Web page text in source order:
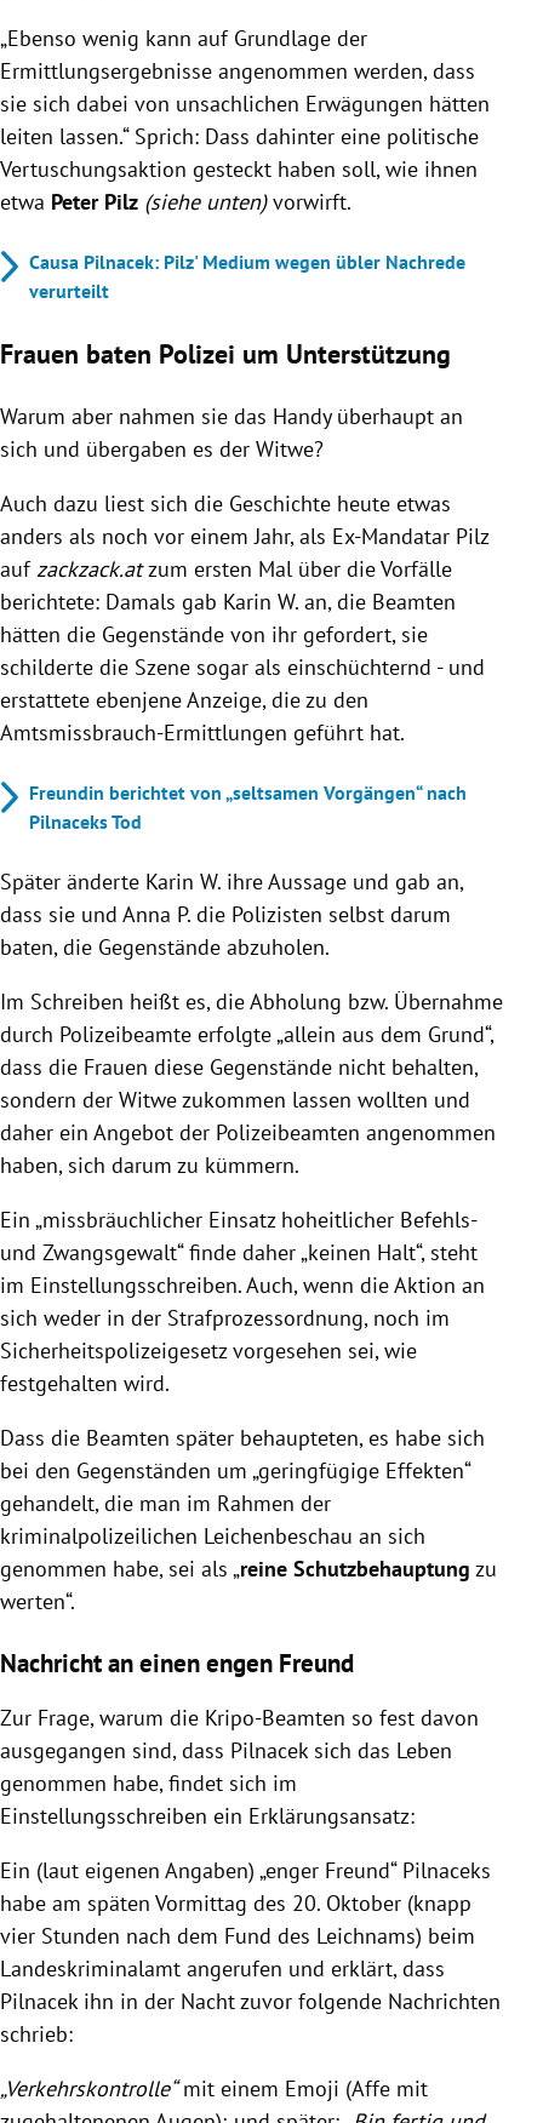
„Ebenso wenig kann auf Grundlage der
Ermittlungsergebnisse angenommen werden, dass
sie sich dabei von unsachlichen Erwägungen hätten
leiten lassen.“ Sprich: Dass dahinter eine politische
Vertuschungsaktion gesteckt haben soll, wie ihnen
etwa Peter Pilz (siehe unten)vorwirft.
Causa Pilnacek: Pilz' Medium wegen übler Nachrede
verurteilt
Frauen baten Polizei um Unterstützung
Warum aber nahmen sie das Handy überhaupt an
sich und übergaben es der Witwe?
Auch dazu liest sich die Geschichte heute etwas
anders als noch vor einem Jahr, als Ex-Mandatar Pilz
aufzackzack.atzum ersten Mal über die Vorfälle
berichtete: Damals gab Karin W. an, die Beamten
hätten die Gegenstände von ihr gefordert, sie
schilderte die Szene sogar als einschüchternd - und
erstattete ebenjene Anzeige, die zu den
Amtsmissbrauch-Ermittlungen geführt hat.
Freundin berichtet von „seltsamen Vorgängen“ nach
Pilnaceks Tod
Später änderte Karin W. ihre Aussage und gab an,
dass sie und Anna P. die Polizisten selbst darum
baten, die Gegenstände abzuholen.
Im Schreiben heißt es, die Abholung bzw. Übernahme
durch Polizeibeamte erfolgte „allein aus dem Grund“,
dass die Frauen diese Gegenstände nicht behalten,
sondern der Witwe zukommen lassen wollten und
daher ein Angebot der Polizeibeamten angenommen
haben, sich darum zu kümmern.
Ein „missbräuchlicher Einsatz hoheitlicher Befehls-
und Zwangsgewalt“ finde daher „keinen Halt“, steht
im Einstellungsschreiben. Auch, wenn die Aktion an
sich weder in der Strafprozessordnung, noch im
Sicherheitspolizeigesetz vorgesehen sei, wie
festgehalten wird.
Dass die Beamten später behaupteten, es habe sich
bei den Gegenständen um „geringfügige Effekten“
gehandelt, die man im Rahmen der
kriminalpolizeilichen Leichenbeschau an sich
genommen habe, sei als „reine Schutzbehauptung zu
werten“.
Nachricht an einen engen Freund
Zur Frage, warum die Kripo-Beamten so fest davon
ausgegangen sind, dass Pilnacek sich das Leben
genommen habe, findet sich im
Einstellungsschreiben ein Erklärungsansatz:
Ein (laut eigenen Angaben) „enger Freund“ Pilnaceks
habe am späten Vormittag des 20. Oktober (knapp
vier Stunden nach dem Fund des Leichnams) beim
Landeskriminalamt angerufen und erklärt, dass
Pilnacek ihn in der Nacht zuvor folgende Nachrichten
schrieb:
„Verkehrskontrolle“mit einem Emoji (Affe mit